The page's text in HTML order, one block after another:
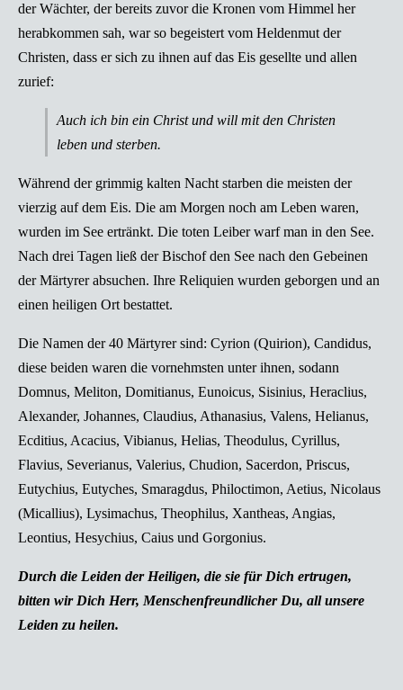
der Wächter, der bereits zuvor die Kronen vom Himmel her
herabkommen sah, war so begeistert vom Heldenmut der
Christen, dass er sich zu ihnen auf das Eis gesellte und allen
zurief:
Auch ich bin ein Christ und will mit den Christen
leben und sterben.
Während der grimmig kalten Nacht starben die meisten der
vierzig auf dem Eis. Die am Morgen noch am Leben waren,
wurden im See ertränkt. Die toten Leiber warf man in den See.
Nach drei Tagen ließ der Bischof den See nach den Gebeinen
der Märtyrer absuchen. Ihre Reliquien wurden geborgen und an
einen heiligen Ort bestattet.
Die Namen der 40 Märtyrer sind: Cyrion (Quirion), Candidus,
diese beiden waren die vornehmsten unter ihnen, sodann
Domnus, Meliton, Domitianus, Eunoicus, Sisinius, Heraclius,
Alexander, Johannes, Claudius, Athanasius, Valens, Helianus,
Ecditius, Acacius, Vibianus, Helias, Theodulus, Cyrillus,
Flavius, Severianus, Valerius, Chudion, Sacerdon, Priscus,
Eutychius, Eutyches, Smaragdus, Philoctimon, Aetius, Nicolaus
(Micallius), Lysimachus, Theophilus, Xantheas, Angias,
Leontius, Hesychius, Caius und Gorgonius.
Durch die Leiden der Heiligen, die sie für Dich ertrugen,
bitten wir Dich Herr, Menschenfreundlicher Du, all unsere
Leiden zu heilen.